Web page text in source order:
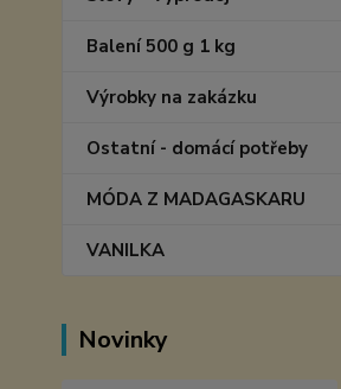
Balení 500 g 1 kg
Výrobky na zakázku
Ostatní - domácí potřeby
MÓDA Z MADAGASKARU
VANILKA
Novinky